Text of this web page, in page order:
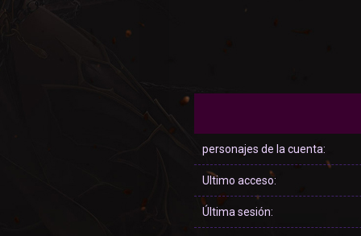
personajes de la cuenta:
Ultimo acceso:
Última sesión: